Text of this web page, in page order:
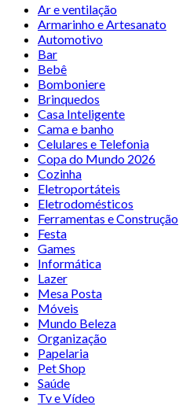
Ar e ventilação
Armarinho e Artesanato
Automotivo
Bar
Bebê
Bomboniere
Brinquedos
Casa Inteligente
Cama e banho
Celulares e Telefonia
Copa do Mundo 2026
Cozinha
Eletroportáteis
Eletrodomésticos
Ferramentas e Construção
Festa
Games
Informática
Lazer
Mesa Posta
Móveis
Mundo Beleza
Organização
Papelaria
Pet Shop
Saúde
Tv e Vídeo